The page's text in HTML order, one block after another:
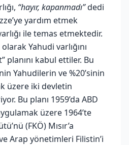
“hayır, kapanmadı”dedi
yardım etmek
ile temas etmektedir.
Yahudi varlığını
planını kabul ettiler. Bu
Yahudilerin ve %20’sinin
üzere iki devletin
Bu planı 1959’da ABD
üzere 1964’te
(FKÖ) Mısır’a
Arap yönetimleri Filistin’i